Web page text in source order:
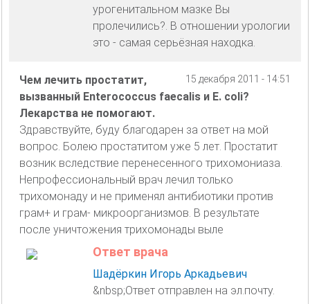
урогенитальном мазке Вы
пролечились?. В отношении урологии
это - самая серьёзная находка.
15 декабря 2011 - 14:51
Чем лечить простатит,
вызванный Enterococcus faecalis и E. coli?
Лекарства не помогают.
Здравствуйте, буду благодарен за ответ на мой
вопрос. Болею простатитом уже 5 лет. Простатит
возник вследствие перенесенного трихомониаза.
Непрофессиональный врач лечил только
трихомонаду и не применял антибиотики против
грам+ и грам- микроорганизмов. В результате
после уничтожения трихомонады выле
Ответ врача
Шадёркин Игорь Аркадьевич
&nbsp;Ответ отправлен на эл.почту.